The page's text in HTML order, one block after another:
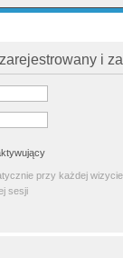
i
przy każdej wizycie
sesji